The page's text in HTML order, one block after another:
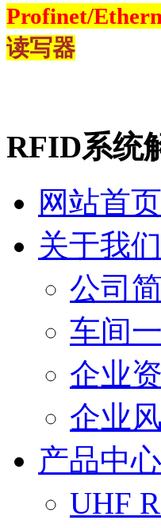
Profinet/
读写器
RFID系统
网站首页
关于我们
公司
车间
企业
企业
产品中心
UHF